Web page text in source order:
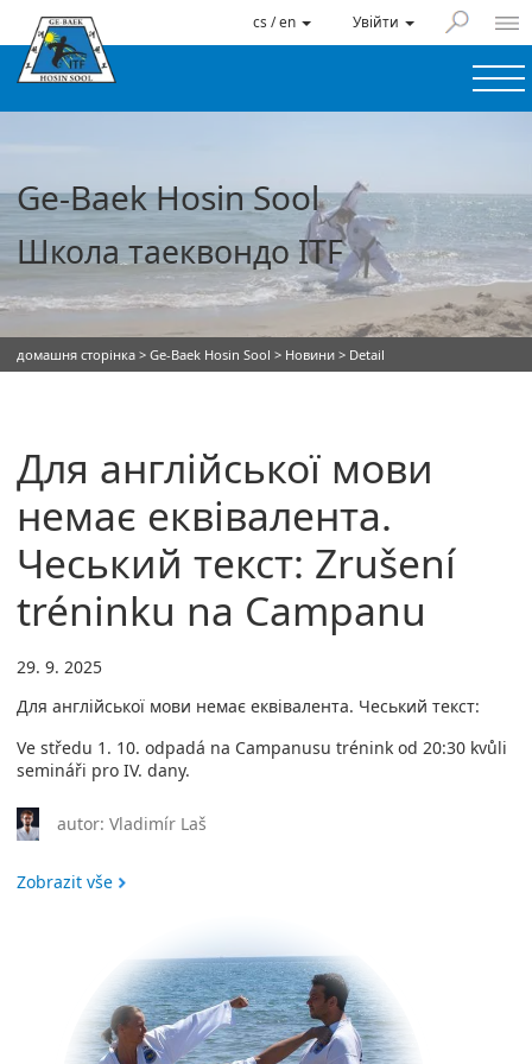
cs / en Увійти
Ge-Baek Hosin Sool
Школа таеквондо ITF
домашня сторінка > Ge-Baek Hosin Sool > Новини > Detail
Для англійської мови
немає еквівалента.
Чеський текст: Zrušení
tréninku na Campanu
29. 9. 2025
Для англійської мови немає еквівалента. Чеський текст:
Ve středu 1. 10. odpadá na Campanusu trénink od 20:30 kvůli
semináři pro IV. dany.
autor: Vladimír Laš
Zobrazit vše